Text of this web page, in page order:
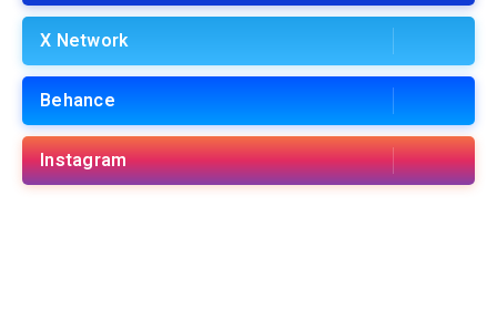
X Network
Behance
Instagram